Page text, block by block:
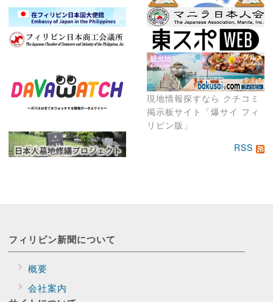
現地情報探すなら クチコミ
掲示板サイト「爆サイ フィ
リピン版」
RSS
フィリピン新聞について
概要
会社案内